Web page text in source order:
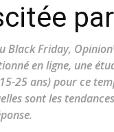
Black Friday,
en ligne, une
25 ans) pour ce
sont les